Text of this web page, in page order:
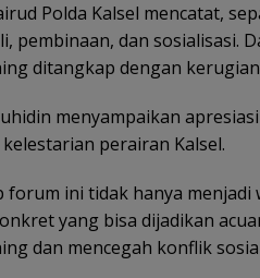
Polda Kalsel mencatat,
pembinaan, dan sosialisasi.
ditangkap dengan
menyampaikan
perairan Kalsel.
forum ini tidak hanya
yang bisa dijadikan
dan mencegah konflik